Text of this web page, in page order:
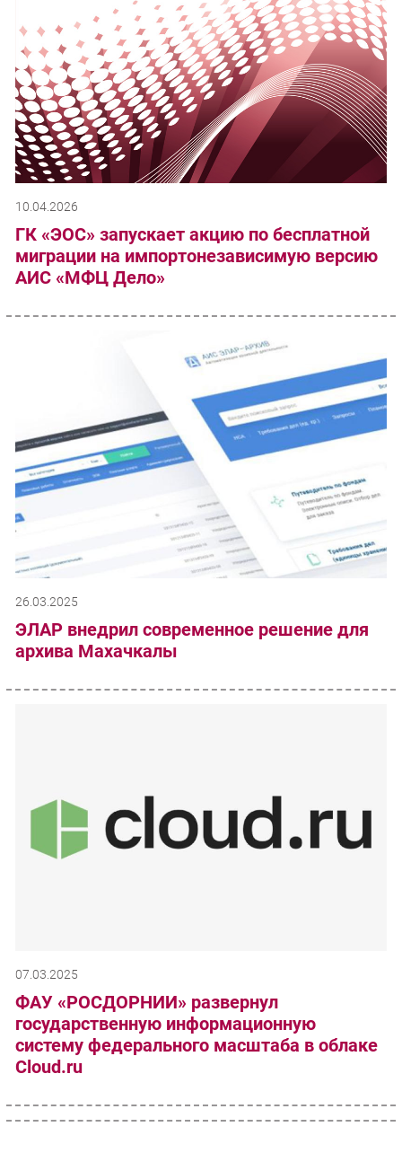
10.04.2026
ГК «ЭОС» запускает акцию по бесплатной
миграции на импортонезависимую версию
АИС «МФЦ Дело»
26.03.2025
ЭЛАР внедрил современное решение для
архива Махачкалы
07.03.2025
ФАУ «РОСДОРНИИ» развернул
государственную информационную
систему федерального масштаба в облаке
Cloud.ru